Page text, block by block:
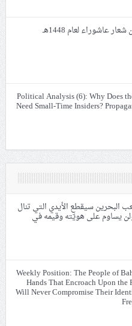
عاشوراء لعام 1448هـ
Political Analysis (6): Why Does
Need Small-Time Insiders?
البحرين سيقطع الأيدي التي تنال
يساوم على هويّته وقيمه في
Weekly Position: The People of
Hands That Encroach Upon
Will Never Compromise Their